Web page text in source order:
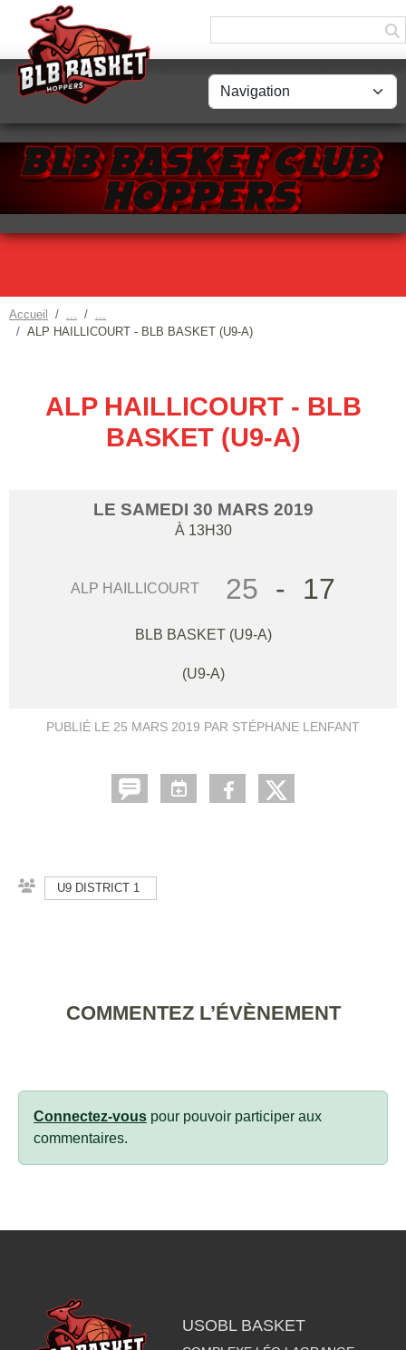
Accueil
ALP HAILLICOURT - BLB BASKET (U9-A)
ALP HAILLICOURT - BLB
BASKET (U9-A)
LE SAMEDI 30 MARS 2019
À 13H30
ALP HAILLICOURT 25 - 17
BLB BASKET (U9-A)
(U9-A)
PUBLIÉ LE 25 MARS 2019 PAR STÉPHANE LENFANT
U9 DISTRICT 1
COMMENTEZ L’ÉVÈNEMENT
Connectez-vous pour pouvoir participer aux
commentaires.
USOBL BASKET
Panneau de gestion des cookies